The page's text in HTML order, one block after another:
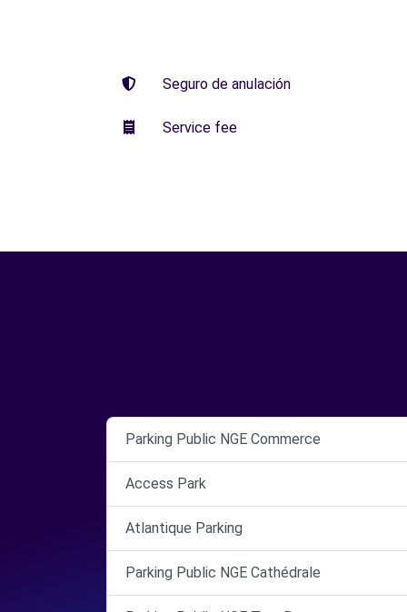
Seguro de anulación
Service fee
Parking Public NGE Commerce
Access Park
Atlantique Parking
Parking Public NGE Cathédrale